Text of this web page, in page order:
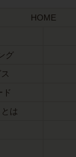
HOME
グ
ド
は